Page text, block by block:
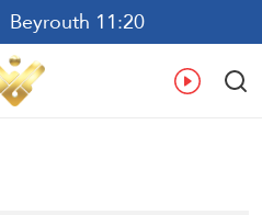
Beyrouth 11:20
ع